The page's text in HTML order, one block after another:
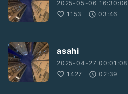
君が恋した少女は
私は私は
いつまでもここにいる
#音楽 #弾き語り
2025-05-06 16:30:06
1153
03:46
asahi
2025-04-27 00:01:08
1427
02:39